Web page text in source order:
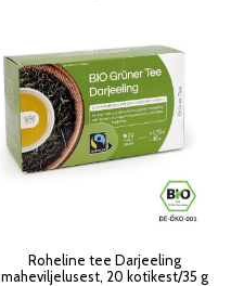
Roheline tee Darjeeling
maheviljelusest, 20 kotikest/35 g